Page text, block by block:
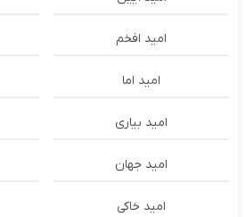
امید افخم
امید اما
امید بیاری
امید جهان
امید خاکی